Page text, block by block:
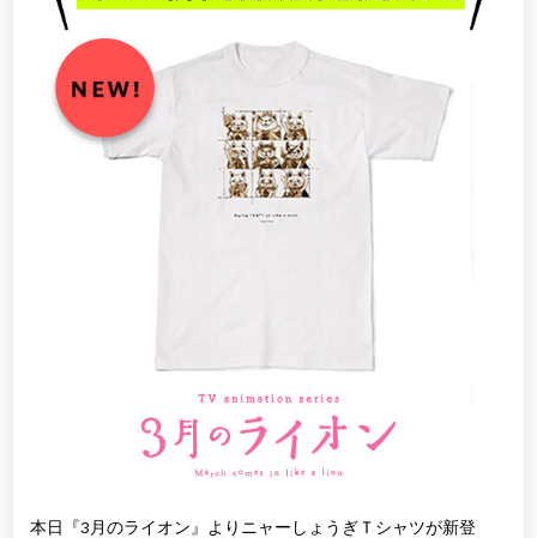
本日『3月のライオン』よりニャーしょうぎＴシャツが新登